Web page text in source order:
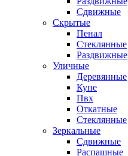
Сдвижные
Скрытые
Пенал
Стеклянные
Раздвижные
Уличные
Деревянные
Купе
Пвх
Откатные
Стеклянные
Зеркальные
Сдвижные
Распашные